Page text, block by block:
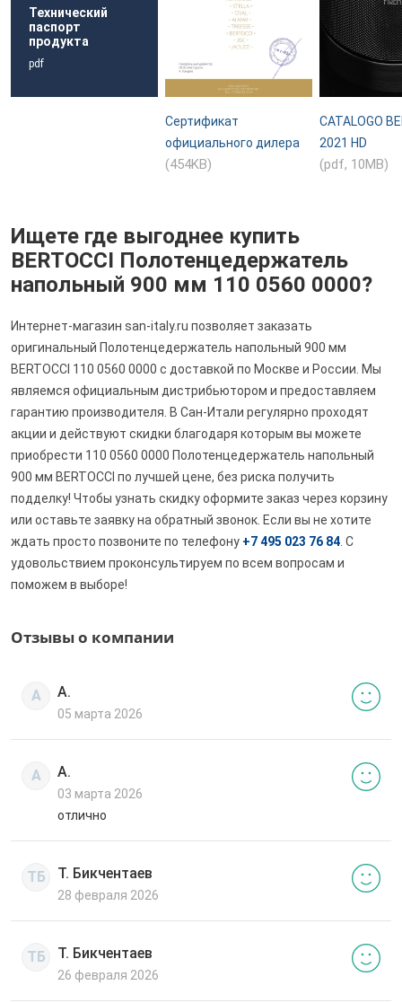
Технический
паспорт
продукта
pdf
Сертификат
официального дилера
(454KB)
CATALOGO
2021 HD
(pdf, 10MB)
Ищете где выгоднее купить
BERTOCCI Полотенцедержатель
напольный 900 мм 110 0560 0000?
Интернет-магазин san-italy.ru позволяет заказать
оригинальный Полотенцедержатель напольный 900 мм
BERTOCCI 110 0560 0000 с доставкой по Москве и России. Мы
являемся официальным дистрибьютором и предоставляем
гарантию производителя. В Сан-Итали регулярно проходят
акции и действуют скидки благодаря которым вы можете
приобрести 110 0560 0000 Полотенцедержатель напольный
900 мм BERTOCCI по лучшей цене, без риска получить
подделку! Чтобы узнать скидку оформите заказ через корзину
или оставьте заявку на обратный звонок. Если вы не хотите
ждать просто позвоните по телефону +7 495 023 76 84 . С
удовольствием проконсультируем по всем вопросам и
поможем в выборе!
Отзывы о компании
А А.
05 марта 2026
А А.
03 марта 2026
отлично
ТБ Т. Бикчентаев
28 февраля 2026
ТБ Т. Бикчентаев
26 февраля 2026